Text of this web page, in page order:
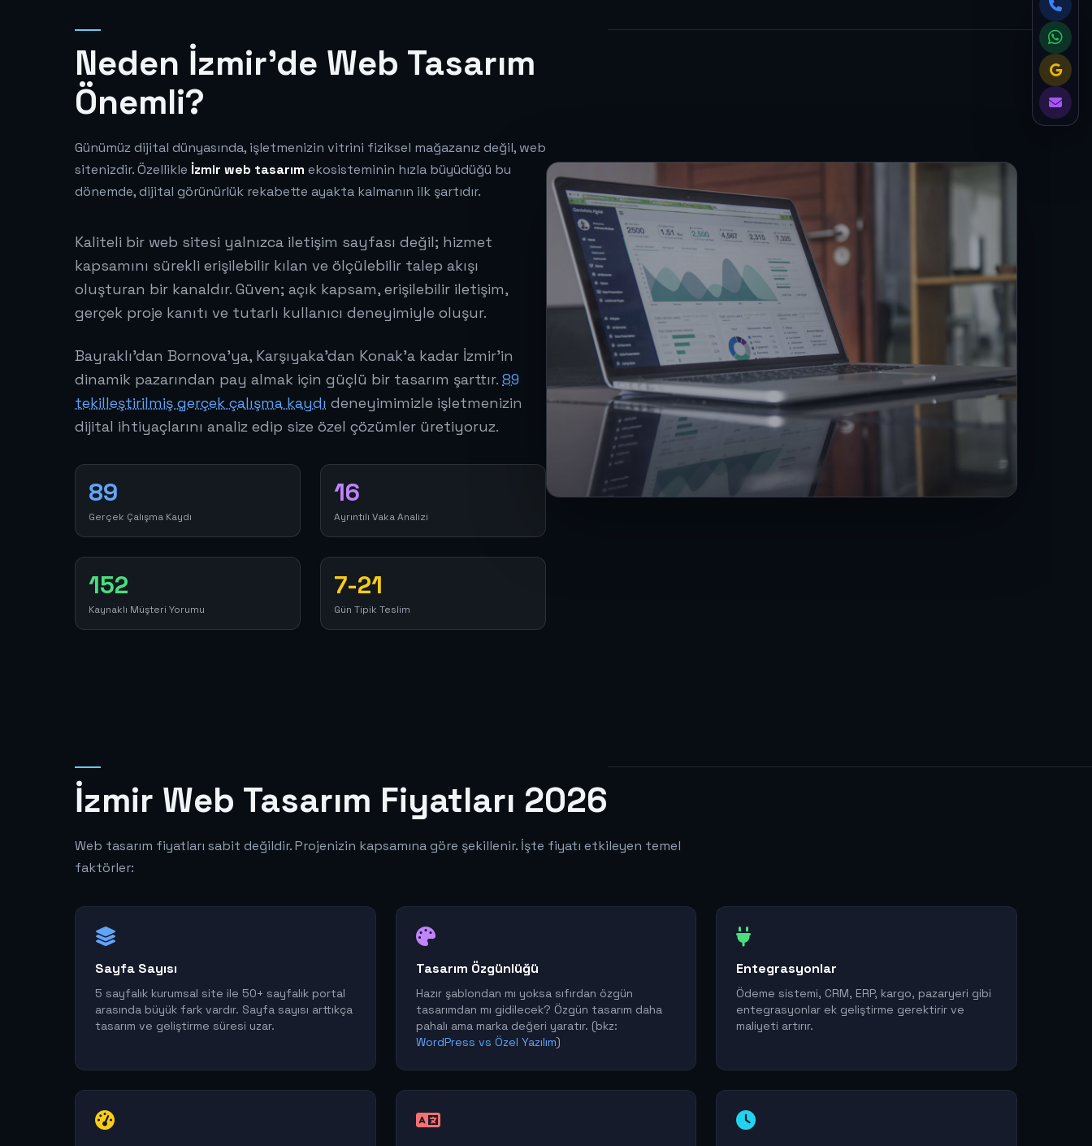
Neden İzmir'de Web Tasarım
Önemli?
Günümüz dijital dünyasında, işletmenizin vitrini fiziksel mağazanız değil, web
sitenizdir. Özellikle İzmir web tasarım ekosisteminin hızla büyüdüğü bu
dönemde, dijital görünürlük rekabette ayakta kalmanın ilk şartıdır.
Kaliteli bir web sitesi yalnızca iletişim sayfası değil; hizmet
kapsamını sürekli erişilebilir kılan ve ölçülebilir talep akışı
oluşturan bir kanaldır. Güven; açık kapsam, erişilebilir iletişim,
gerçek proje kanıtı ve tutarlı kullanıcı deneyimiyle oluşur.
Bayraklı'dan Bornova'ya, Karşıyaka'dan Konak'a kadar İzmir'in
dinamik pazarından pay almak için güçlü bir tasarım şarttır. 89
tekilleştirilmiş gerçek çalışma kaydı deneyimimizle işletmenizin
dijital ihtiyaçlarını analiz edip size özel çözümler üretiyoruz.
89
Gerçek Çalışma Kaydı
16
Ayrıntılı Vaka Analizi
152
Kaynaklı Müşteri Yorumu
7-21
Gün Tipik Teslim
İzmir Web Tasarım Fiyatları 2026
Web tasarım fiyatları sabit değildir. Projenizin kapsamına göre şekillenir. İşte fiyatı etkileyen temel
faktörler:
Sayfa Sayısı
5 sayfalık kurumsal site ile 50+ sayfalık portal
arasında büyük fark vardır. Sayfa sayısı arttıkça
tasarım ve geliştirme süresi uzar.
Tasarım Özgünlüğü
Hazır şablondan mı yoksa sıfırdan özgün
tasarımdan mı gidilecek? Özgün tasarım daha
pahalı ama marka değeri yaratır. (bkz:
WordPress vs Özel Yazılım)
Entegrasyonlar
Ödeme sistemi, CRM, ERP, kargo, pazaryeri gibi
entegrasyonlar ek geliştirme gerektirir ve
maliyeti artırır.